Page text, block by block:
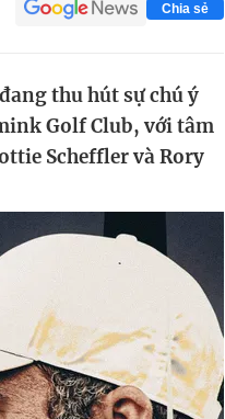
Chia sẻ
thu hút sự chú ý
Golf Club, với tâm
Scheffler và Rory